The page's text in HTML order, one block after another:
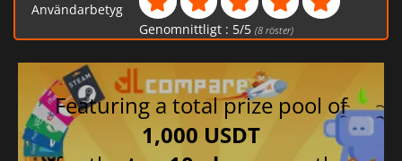
Användarbetyg
Genomnittligt : 5/5 (8röster)
Featuring a total prize pool of
1,000 USDT